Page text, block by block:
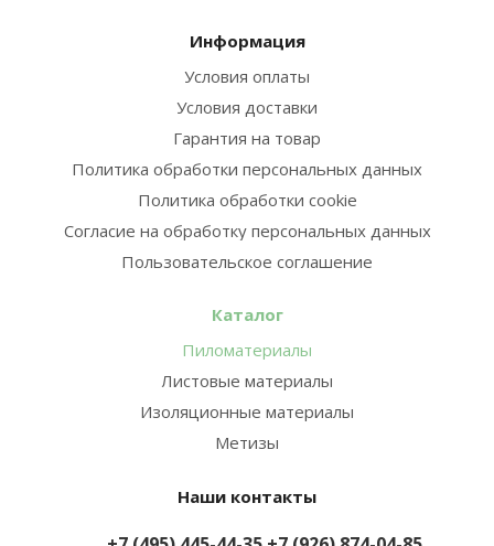
Информация
Условия оплаты
Условия доставки
Гарантия на товар
Политика обработки персональных данных
Политика обработки cookie
Согласие на обработку персональных данных
Пользовательское соглашение
Каталог
Пиломатериалы
Листовые материалы
Изоляционные материалы
Метизы
Наши контакты